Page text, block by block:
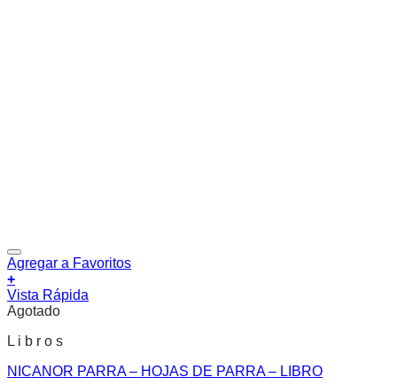
Agregar a Favoritos
+
Vista Rápida
Agotado
L i b r o s
NICANOR PARRA – HOJAS DE PARRA – LIBRO